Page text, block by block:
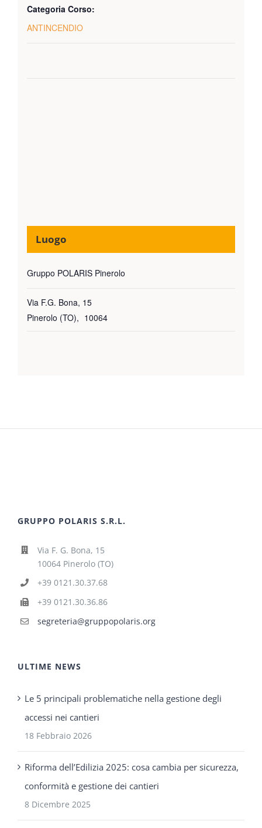
Categoria Corso:
ANTINCENDIO
Luogo
Gruppo POLARIS Pinerolo
Via F.G. Bona, 15
Pinerolo (TO), 10064
GRUPPO POLARIS S.R.L.
Via F. G. Bona, 15
10064 Pinerolo (TO)
+39 0121.30.37.68
+39 0121.30.36.86
segreteria@gruppopolaris.org
ULTIME NEWS
Le 5 principali problematiche nella gestione degli
accessi nei cantieri
18 Febbraio 2026
Riforma dell’Edilizia 2025: cosa cambia per sicurezza,
conformità e gestione dei cantieri
8 Dicembre 2025